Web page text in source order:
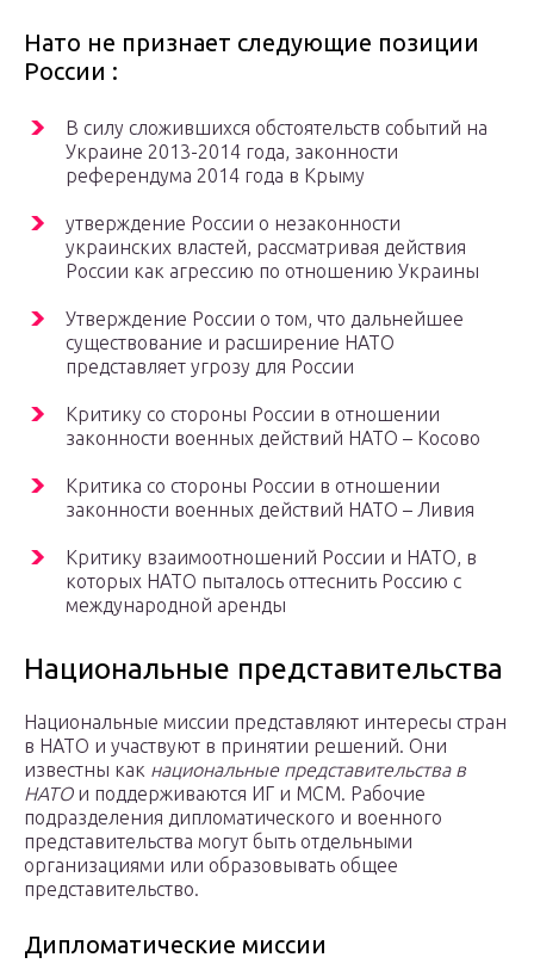
Нато не признает следующие позиции
России :
В силу сложившихся обстоятельств событий на
Украине 2013-2014 года, законности
референдума 2014 года в Крыму
утверждение России о незаконности
украинских властей, рассматривая действия
России как агрессию по отношению Украины
Утверждение России о том, что дальнейшее
существование и расширение НАТО
представляет угрозу для России
Критику со стороны России в отношении
законности военных действий НАТО – Косово
Критика со стороны России в отношении
законности военных действий НАТО – Ливия
Критику взаимоотношений России и НАТО, в
которых НАТО пыталось оттеснить Россию с
международной аренды
Национальные представительства
Национальные миссии представляют интересы стран
в НАТО и участвуют в принятии решений. Они
известны как национальные представительства в
НАТОи поддерживаются ИГ и МСМ. Рабочие
подразделения дипломатического и военного
представительства могут быть отдельными
организациями или образовывать общее
представительство.
Дипломатические миссии